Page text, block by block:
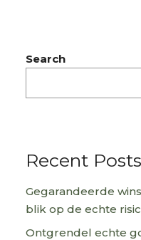
Search
Recent Posts
Gegarandeerde
blik op de echte
Ontgrendel echte